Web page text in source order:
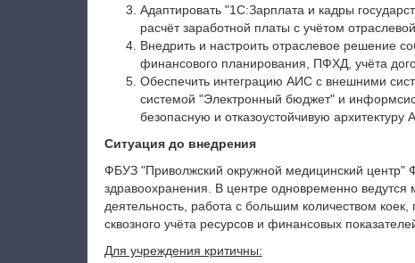
Адаптировать "1С:Зарплата и кадры
расчёт заработной платы с учётом
Внедрить и настроить отраслевое решение
финансового планирования, ПФХД, учёта
Обеспечить интеграцию АИС с внешними
системой "Электронный бюджет" и
безопасную и отказоустойчивую архитектуру
Ситуация до внедрения
ФБУЗ "Приволжский окружной медицинский
здравоохранения. В центре одновременно ведутся
деятельность, работа с большим количеством
сквозного учёта ресурсов и финансовых
Для учреждения критичны: